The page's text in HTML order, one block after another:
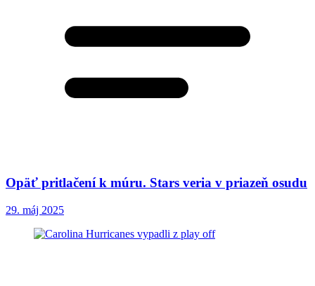
Opäť pritlačení k múru. Stars veria v priazeň osudu
29. máj 2025